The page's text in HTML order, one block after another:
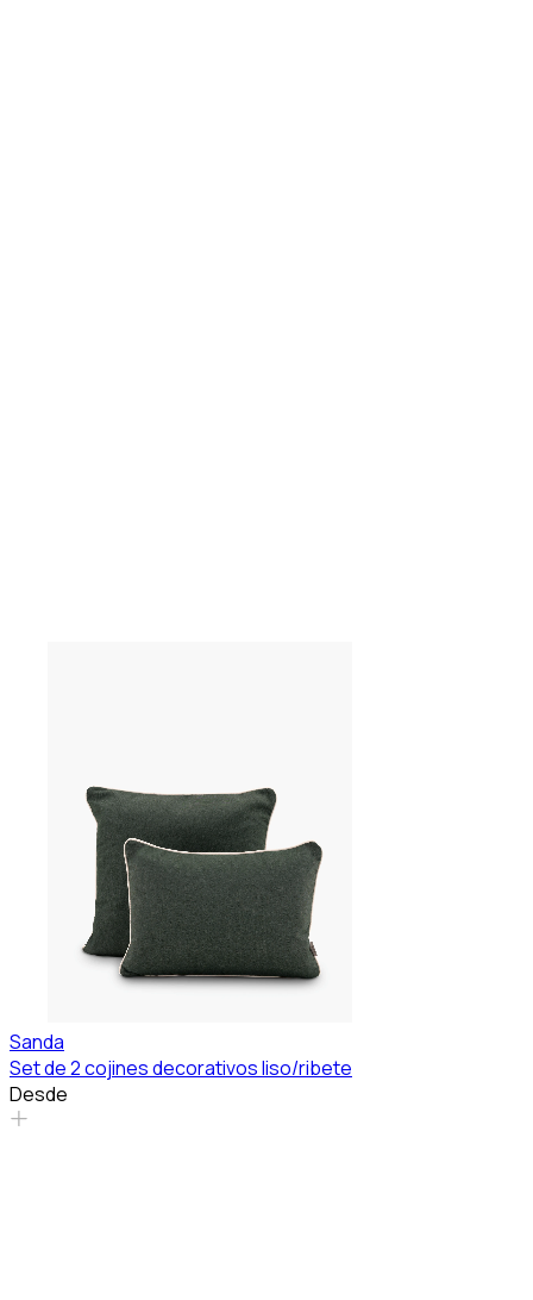
Sanda
Set de 2 cojines decorativos liso/ribete
Desde